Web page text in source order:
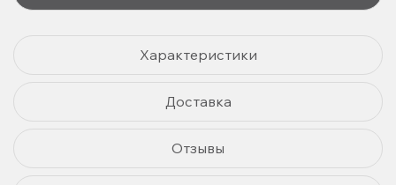
Характеристики
Доставка
Отзывы